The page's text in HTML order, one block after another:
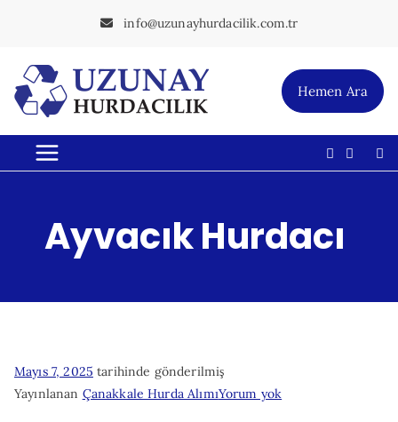
info@uzunayhurdacilik.com.tr
Uzunay
Hurdacılı
En Yakın Hurdacı
Hemen Ara
Ayvacık Hurdacı
Mayıs 7, 2025 tarihinde gönderilmiş
Yayınlanan Çanakkale Hurda AlımıYorum yok